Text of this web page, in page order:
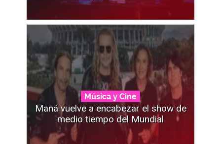
Música y Cine
Maná vuelve a encabezar el show de
medio tiempo del Mundial